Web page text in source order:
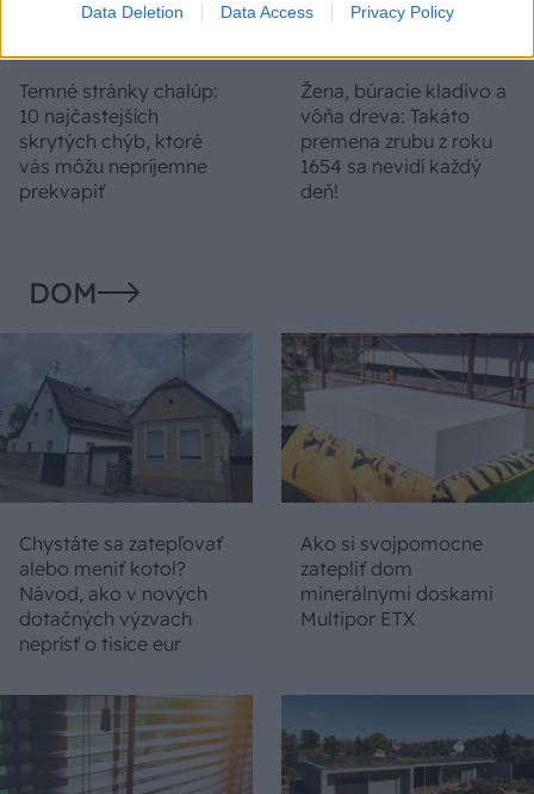
Data Deletion Data Access Privacy Policy
Temné stránky chalúp:
10 najčastejších
skrytých chýb, ktoré
vás môžu nepríjemne
prekvapiť
Žena, búracie kladivo a
vôňa dreva: Takáto
premena zrubu z roku
1654 sa nevidí každý
deň!
DOM
Chystáte sa zatepľovať
alebo meniť kotol?
Návod, ako v nových
dotačných výzvach
neprísť o tisíce eur
Ako si svojpomocne
zatepliť dom
minerálnymi doskami
Multipor ETX